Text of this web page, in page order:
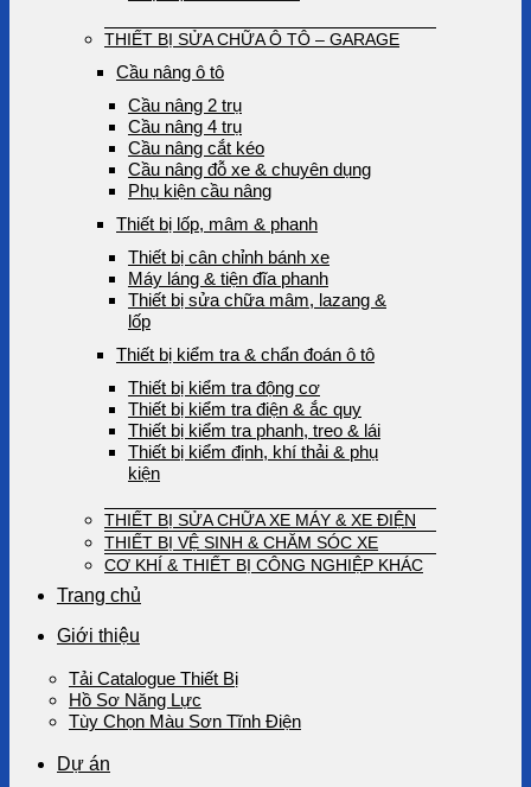
THIẾT BỊ SỬA CHỮA Ô TÔ – GARAGE
Cầu nâng ô tô
Cầu nâng 2 trụ
Cầu nâng 4 trụ
Cầu nâng cắt kéo
Cầu nâng đỗ xe & chuyên dụng
Phụ kiện cầu nâng
Thiết bị lốp, mâm & phanh
Thiết bị cân chỉnh bánh xe
Máy láng & tiện đĩa phanh
Thiết bị sửa chữa mâm, lazang &
lốp
Thiết bị kiểm tra & chẩn đoán ô tô
Thiết bị kiểm tra động cơ
Thiết bị kiểm tra điện & ắc quy
Thiết bị kiểm tra phanh, treo & lái
Thiết bị kiểm định, khí thải & phụ
kiện
THIẾT BỊ SỬA CHỮA XE MÁY & XE ĐIỆN
THIẾT BỊ VỆ SINH & CHĂM SÓC XE
CƠ KHÍ & THIẾT BỊ CÔNG NGHIỆP KHÁC
Trang chủ
Giới thiệu
Tải Catalogue Thiết Bị
Hồ Sơ Năng Lực
Tùy Chọn Màu Sơn Tĩnh Điện
Dự án